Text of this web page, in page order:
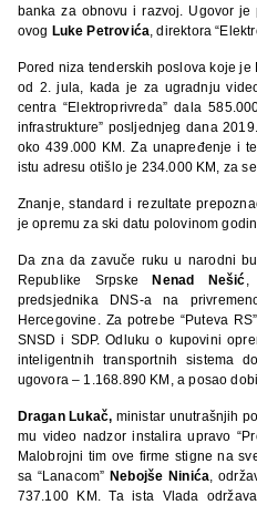
banka za obnovu i razvoj. Ugovor
ovog Luke Petrovića , direktora
Pored niza tenderskih poslova koje je
od 2. jula, kada je za ugradnju
centra “Elektroprivreda” dala
infrastrukture” posljednjeg dana
oko 439.000 KM. Za unapređenje i
istu adresu otišlo je 234.000 KM, za
Znanje, standard i rezultate
je opremu za ski datu polovinom
Da zna da zavuče ruku u narodni
Republike SrpskeNenad Nešić
predsjednika DNS-a na
Hercegovine. Za potrebe “Puteva
SNSD i SDP. Odluku o kupovini
inteligentnih transportnih sistema
ugovora – 1.168.890 KM, a posao
Dragan Lukač, ministar unutrašnjih
mu video nadzor instalira upravo
Malobrojni tim ove firme stigne na
sa “Lanacom”Nebojše Ninića ,
737.100 KM. Ta ista Vlada